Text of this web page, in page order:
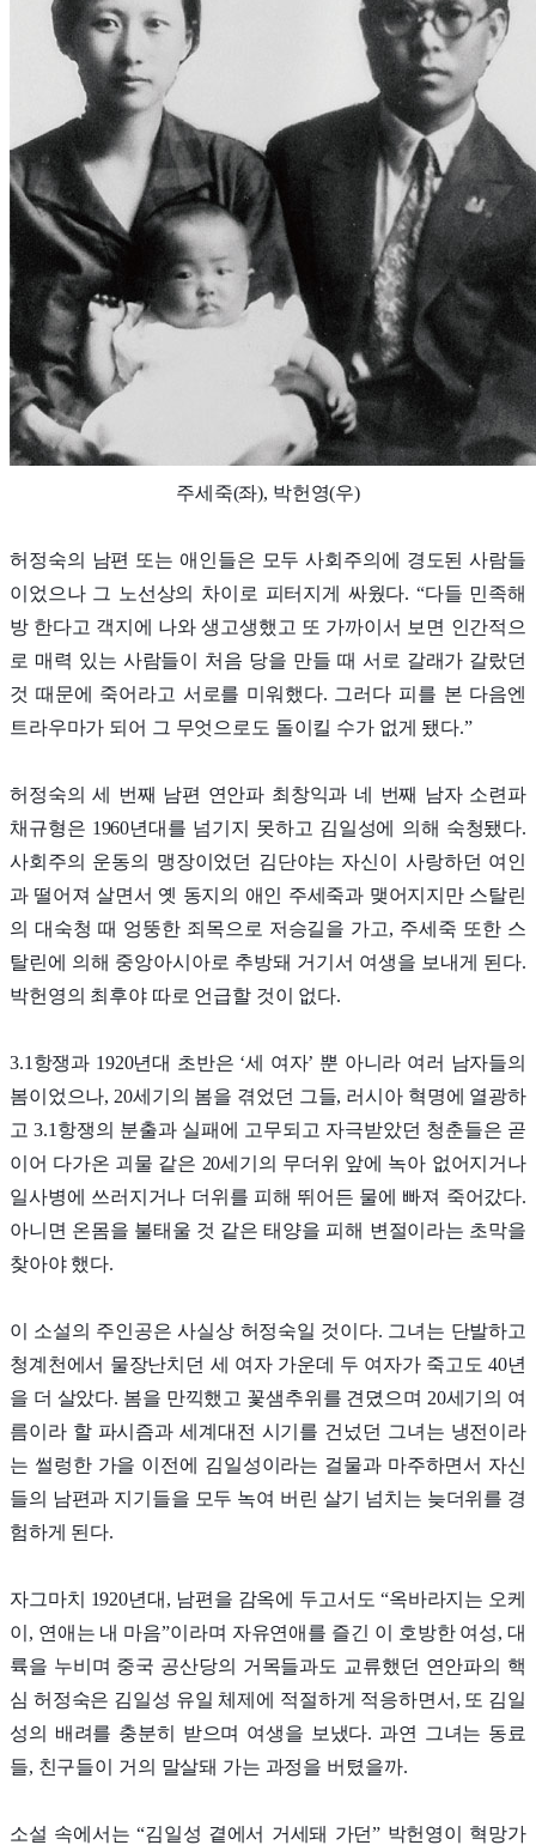
주세죽(좌), 박헌영(우)
허정숙의 남편 또는 애인들은 모두 사회주의에 경도된 사람들
이었으나 그 노선상의 차이로 피터지게 싸웠다. “다들 민족해
방 한다고 객지에 나와 생고생했고 또 가까이서 보면 인간적으
로 매력 있는 사람들이 처음 당을 만들 때 서로 갈래가 갈랐던
것 때문에 죽어라고 서로를 미워했다. 그러다 피를 본 다음엔
트라우마가 되어 그 무엇으로도 돌이킬 수가 없게 됐다.”
허정숙의 세 번째 남편 연안파 최창익과 네 번째 남자 소련파
채규형은 1960년대를 넘기지 못하고 김일성에 의해 숙청됐다.
사회주의 운동의 맹장이었던 김단야는 자신이 사랑하던 여인
과 떨어져 살면서 옛 동지의 애인 주세죽과 맺어지지만 스탈린
의 대숙청 때 엉뚱한 죄목으로 저승길을 가고, 주세죽 또한 스
탈린에 의해 중앙아시아로 추방돼 거기서 여생을 보내게 된다.
박헌영의 최후야 따로 언급할 것이 없다.
3.1항쟁과 1920년대 초반은 ‘세 여자’ 뿐 아니라 여러 남자들의
봄이었으나, 20세기의 봄을 겪었던 그들, 러시아 혁명에 열광하
고 3.1항쟁의 분출과 실패에 고무되고 자극받았던 청춘들은 곧
이어 다가온 괴물 같은 20세기의 무더위 앞에 녹아 없어지거나
일사병에 쓰러지거나 더위를 피해 뛰어든 물에 빠져 죽어갔다.
아니면 온몸을 불태울 것 같은 태양을 피해 변절이라는 초막을
찾아야 했다.
이 소설의 주인공은 사실상 허정숙일 것이다. 그녀는 단발하고
청계천에서 물장난치던 세 여자 가운데 두 여자가 죽고도 40년
을 더 살았다. 봄을 만끽했고 꽃샘추위를 견뎠으며 20세기의 여
름이라 할 파시즘과 세계대전 시기를 건넜던 그녀는 냉전이라
는 썰렁한 가을 이전에 김일성이라는 걸물과 마주하면서 자신
들의 남편과 지기들을 모두 녹여 버린 살기 넘치는 늦더위를 경
험하게 된다.
자그마치 1920년대, 남편을 감옥에 두고서도 “옥바라지는 오케
이, 연애는 내 마음”이라며 자유연애를 즐긴 이 호방한 여성, 대
륙을 누비며 중국 공산당의 거목들과도 교류했던 연안파의 핵
심 허정숙은 김일성 유일 체제에 적절하게 적응하면서, 또 김일
성의 배려를 충분히 받으며 여생을 보냈다. 과연 그녀는 동료
들, 친구들이 거의 말살돼 가는 과정을 버텼을까.
소설 속에서는 “김일성 곁에서 거세돼 가던” 박헌영이 혁망가